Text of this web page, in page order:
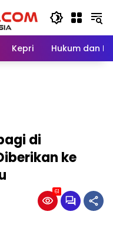
Kepri Hukum dan
di
ke
61